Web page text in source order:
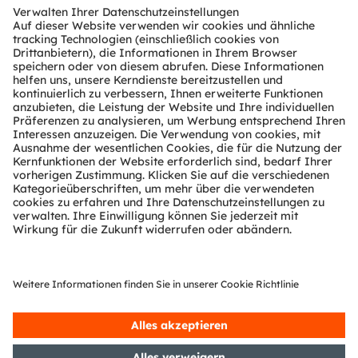
Download Center
Tools
Kundenanfragen
Technischer Support
Partner Netzwerk
Whistleblowing
© 2026 ams-OSRAM AG. All rights reserved.
Datenschutzerklärung Nutzungsbedingungen
Terms of Trade
ImpressumCookie PolicyAI Policy